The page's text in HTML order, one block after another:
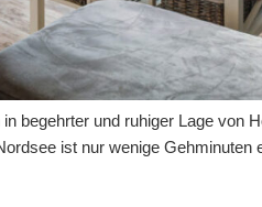
begehrter und ruhiger Lage von
ist nur wenige